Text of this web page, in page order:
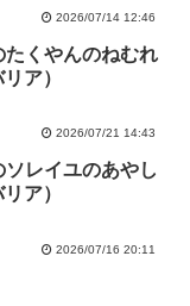
2026/07/14 12:46
くやんのねむれ
ア）
2026/07/21 14:43
レイユのあやし
ア）
2026/07/16 20:11